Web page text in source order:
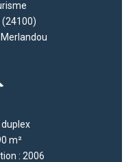
(24100)
m²
: 2006